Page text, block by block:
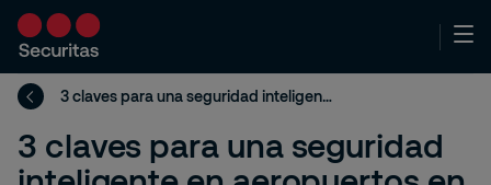
3 claves para una seguridad inteligente en aeropuertos en Colombia
3 claves para una seguridad